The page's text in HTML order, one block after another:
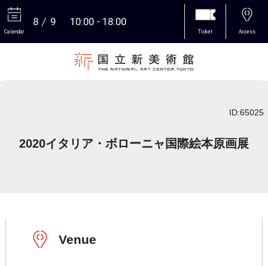
Calendar
8 9 10:00 18:00
Ticket Access
ID:65025
2020イタリア・ボローニャ国際絵本原画展
Venue